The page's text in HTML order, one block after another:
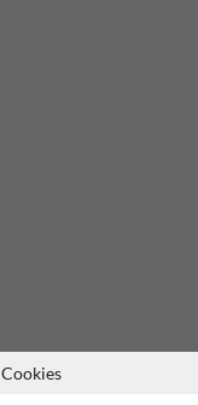
Cookies